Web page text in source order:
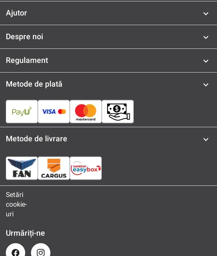
Ajutor
Despre noi
Regulament
Metode de plată
Metode de livrare
Setări
cookie-
uri
Urmăriți-ne